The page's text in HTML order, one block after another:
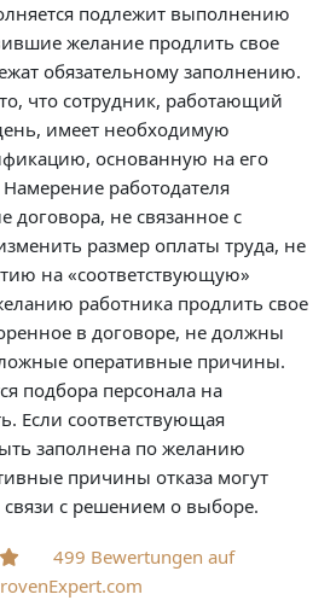
подлежит выполнению
желание продлить свое
обязательному заполнению.
что сотрудник, работающий
имеет необходимую
основанную на его
работодателя
договора, не связанное с
размер оплаты труда, не
на «соответствующую»
работника продлить свое
в договоре, не должны
оперативные причины.
подбора персонала на
Если соответствующая
заполнена по желанию
причины отказа могут
связи с решением о выборе.
499 Bewertungen auf